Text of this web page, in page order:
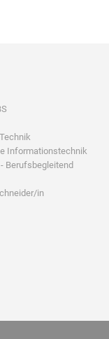
Informationstechnik
Berufsbegleitend
in